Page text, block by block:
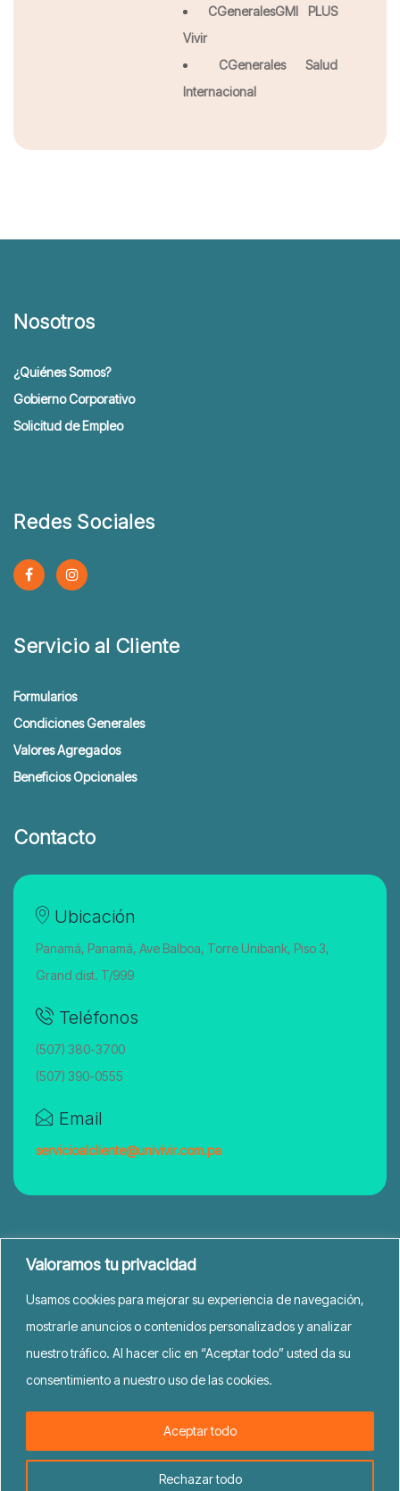
Valoramos tu privacidad
Usamos cookies para mejorar su experiencia de navegación,
mostrarle anuncios o contenidos personalizados y analizar
nuestro tráfico. Al hacer clic en “Aceptar todo” usted da su
consentimiento a nuestro uso de las cookies.
Rechazar todo
Aceptar todo
CGeneralesGMI PLUS
Vivir
CGenerales Salud
Internacional
Nosotros
¿Quiénes Somos?
Gobierno Corporativo
Solicitud de Empleo
Redes Sociales
Servicio al Cliente
Formularios
Condiciones Generales
Valores Agregados
Beneficios Opcionales
Contacto
Ubicación
Panamá, Panamá, Ave Balboa, Torre Unibank, Piso 3,
Grand dist. T/999
Teléfonos
(507) 380-3700
(507) 390-0555
Email
servicioalcliente@univivir.com.pa
UniVivir © 2026. Todos los derechos reservados